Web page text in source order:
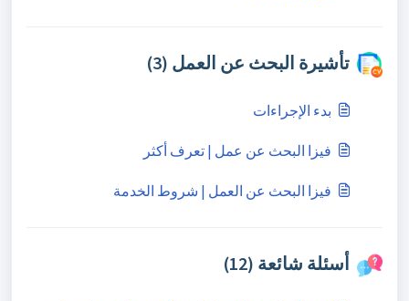
تأشيرة البحث عن العمل (3)
بدء الإجراءات
فيزا البحث عن عمل | تعرف أكثر
فيزا البحث عن العمل | شروط الخدمة
أسئلة شائعة (12)